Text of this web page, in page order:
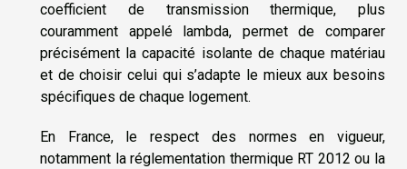
coefficient de transmission thermique, plus
couramment appelé lambda, permet de comparer
précisément la capacité isolante de chaque matériau
et de choisir celui qui s’adapte le mieux aux besoins
spécifiques de chaque logement.
En France, le respect des normes en vigueur,
notamment la réglementation thermique RT 2012 ou la